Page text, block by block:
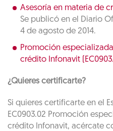
Asesoría en materia de
Se publicó en el Diario
4 de agosto de 2014.
Promoción
crédito Infonavit
¿Quieres certificarte?
Si quieres certificarte en el
EC0903.02 Promoción
crédito Infonavit, acércate